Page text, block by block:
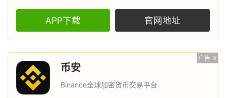
APP下载 官网地址
广告 X
币安
Binance全球加密货币交易平台